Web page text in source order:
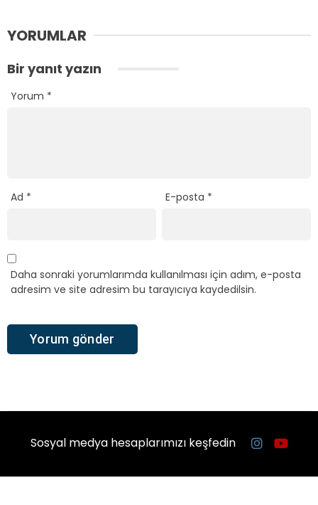
YORUMLAR
Bir yanıt yazın
Yorum *
Ad * E-posta *
Daha sonraki yorumlarımda kullanılması için adım, e-posta
adresim ve site adresim bu tarayıcıya kaydedilsin.
Sosyal medya hesaplarımızı keşfedin